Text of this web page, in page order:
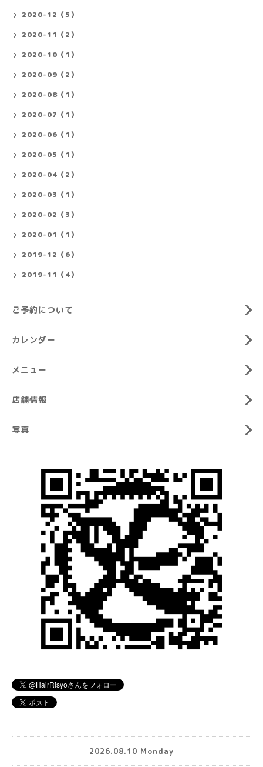
2020-12（5）
2020-11（2）
2020-10（1）
2020-09（2）
2020-08（1）
2020-07（1）
2020-06（1）
2020-05（1）
2020-04（2）
2020-03（1）
2020-02（3）
2020-01（1）
2019-12（6）
2019-11（4）
ご予約について
カレンダー
メニュー
店舗情報
写真
2026.08.10 Monday